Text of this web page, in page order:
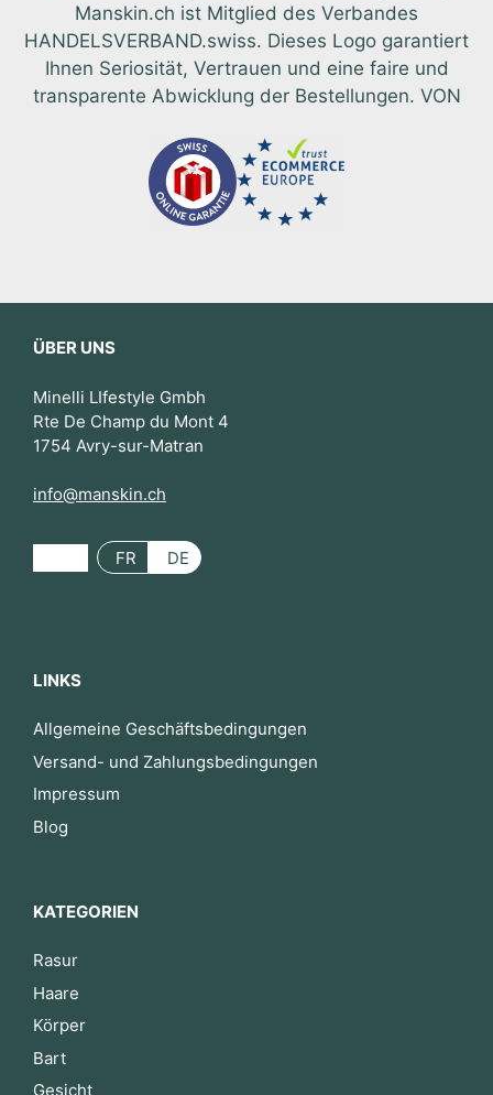
Manskin.ch ist Mitglied des Verbandes
HANDELSVERBAND.swiss. Dieses Logo garantiert
Ihnen Seriosität, Vertrauen und eine faire und
transparente Abwicklung der Bestellungen. VON
ÜBER UNS
Minelli LIfestyle Gmbh
Rte De Champ du Mont 4
1754 Avry-sur-Matran
info@manskin.ch
FR DE
LINKS
Allgemeine Geschäftsbedingungen
Versand- und Zahlungsbedingungen
Impressum
Blog
KATEGORIEN
Rasur
Haare
Körper
Bart
Gesicht